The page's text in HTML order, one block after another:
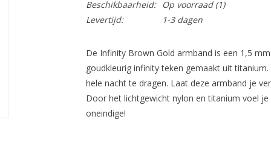
Beschikbaarheid: Op voorraad(1)
Levertijd:
1-3 dagen
De Infinity Brown Gold armband is een 1,5
goudkleurig infinity teken gemaakt uit
hele nacht te dragen. Laat deze armband je
Door het lichtgewicht nylon en titanium voel
oneindige!